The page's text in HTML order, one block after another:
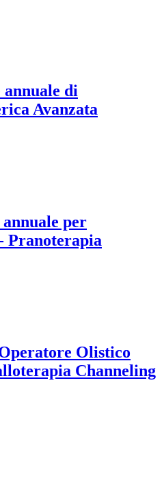
annuale di
Avanzata
per
Pranoterapia
Olistico
Channeling